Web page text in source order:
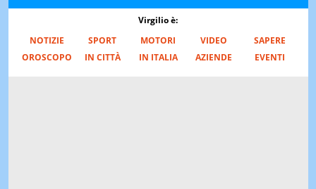
Virgilio è:
NOTIZIE
SPORT MOTORI VIDEO
SAPERE
OROSCOPO
IN CITTÀ IN ITALIA AZIENDE EVENTI